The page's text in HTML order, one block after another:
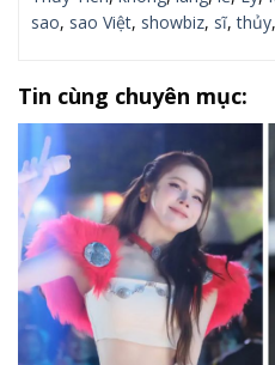
sao, sao Việt, showbiz, sĩ,thủy
Tin cùng chuyên mục: